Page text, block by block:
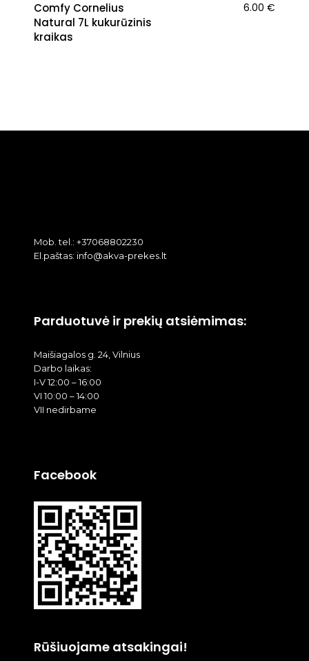
Comfy Cornelius
Natural 7L kukurūzinis
kraikas
6.00 €
Mob. tel.: +37068802230
El.paštas: info@akva-prekes.lt
Parduotuvė ir prekių atsiėmimas:
Maišiagalos g. 24, Vilnius
Darbo laikas:
I-V 12:00 – 16:00
VI 10:00 – 14:00
VII nedirbame
Facebook
Rūšiuojame atsakingai!